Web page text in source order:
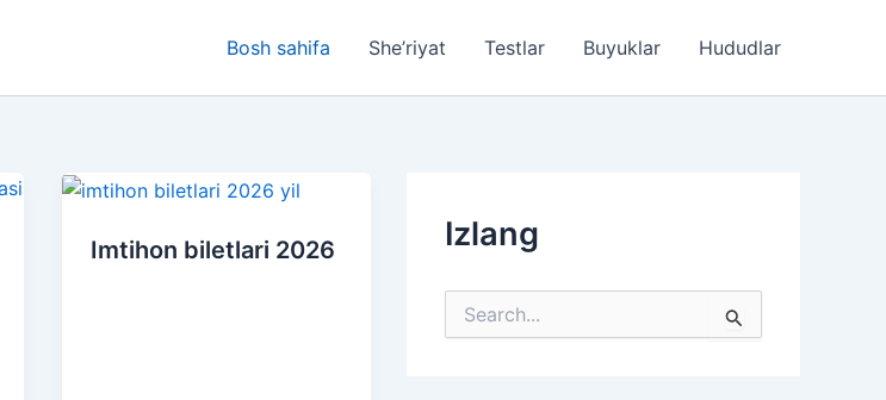
Bosh sahifa She’riyat Testlar Buyuklar Hududlar
Imtihon biletlari 2026 Izlang